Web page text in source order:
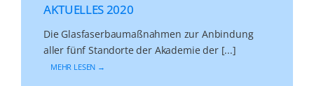
AKTUELLES 2020
Die Glasfaserbaumaßnahmen zur Anbindung
aller fünf Standorte der Akademie der [...]
MEHR LESEN →